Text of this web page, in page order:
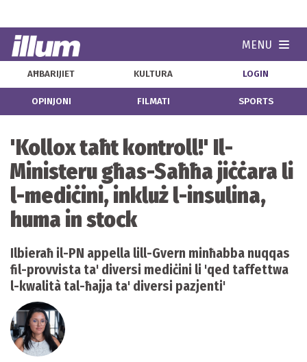
MENU
AĦBARIJIET KULTURA LOGIN
OPINJONI FILMATI SPORTS
'Kollox taħt kontroll!' Il-
Ministeru għas-Saħħa jiċċara li
l-mediċini, inkluż l-insulina,
huma in stock
Ilbieraħ il-PN appella lill-Gvern minħabba nuqqas
fil-provvista ta' diversi mediċini li 'qed taffettwa
l-kwalità tal-ħajja ta' diversi pazjenti'